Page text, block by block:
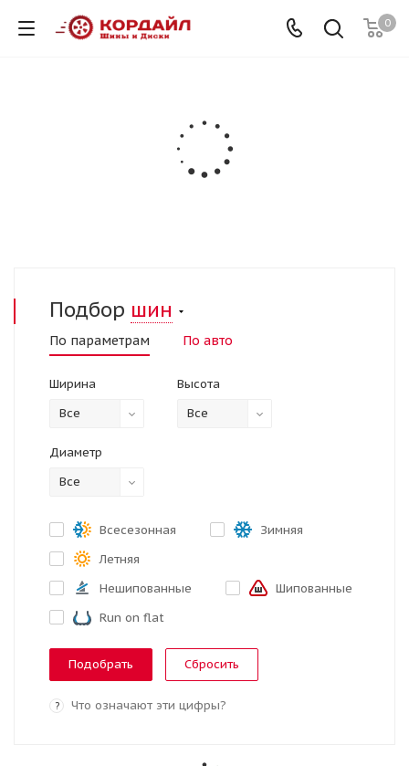
0
Подбор шин
По параметрам По авто
Ширина
Все
Высота
Все
Диаметр
Все
Всесезонная
Зимняя
Летняя
Нешипованные
Шипованные
Run on flat
Сбросить
? Что означают эти цифры?